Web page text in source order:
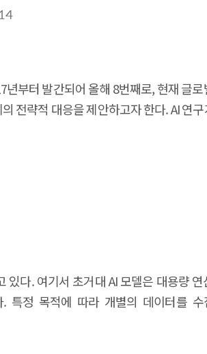
talent, as well as in-depth
for overseas digital talent in small
as important and urgent policies
company, targeting SMEs and
who participated in the in-depth
factors in finding a job. While
their stable settlement, it is
systems based on solving the
develop visas and related programs
to stay in Korea. In order for
policies such as continuous
부터 발간되어 올해 8번째로, 현재 글로
략적 대응을 제안하고자 한다. AI 연구
가하여 이를 측정하기 위한 새로운 벤
발전을 이끌고 있으며, AI의 활용이 확
Institute for Human-
8th this year and provides a
report and proposes our strategic
are notable in its competition with
to measure it. High-performance
AI utilization is leading to the
each country is increasing
다. 여기서 초거대 AI 모델은 대용량
정 목적에 따라 개별의 데이터를 수집
서 과업을 수행할 수 있다. 본고에서는
국 민간 연구단체인 ‘EPOCH AI’가 최